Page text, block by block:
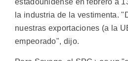
estadounidense en febrero a
la industria de la vestimenta.
nuestras exportaciones (a la
empeorado", dijo.